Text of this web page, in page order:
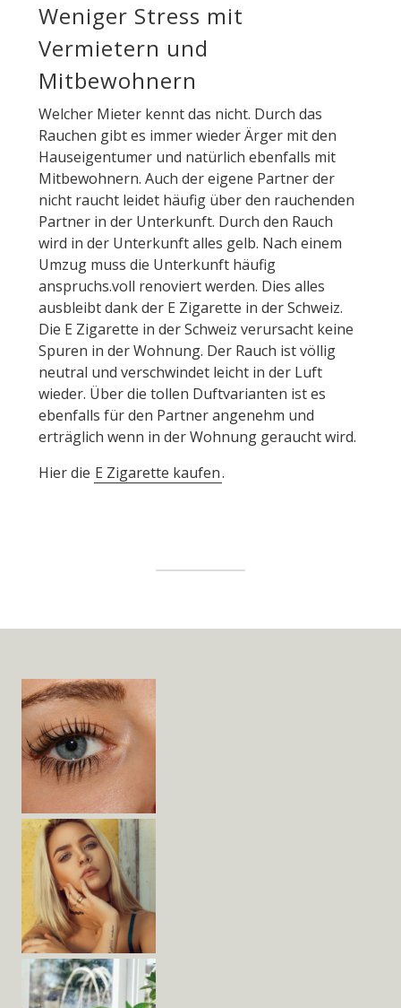
Weniger Stress mit
Vermietern und
Mitbewohnern
Welcher Mieter kennt das nicht. Durch das
Rauchen gibt es immer wieder Ärger mit den
Hauseigentumer und natürlich ebenfalls mit
Mitbewohnern. Auch der eigene Partner der
nicht raucht leidet häufig über den rauchenden
Partner in der Unterkunft. Durch den Rauch
wird in der Unterkunft alles gelb. Nach einem
Umzug muss die Unterkunft häufig
anspruchs.voll renoviert werden. Dies alles
ausbleibt dank der E Zigarette in der Schweiz.
Die E Zigarette in der Schweiz verursacht keine
Spuren in der Wohnung. Der Rauch ist völlig
neutral und verschwindet leicht in der Luft
wieder. Über die tollen Duftvarianten ist es
ebenfalls für den Partner angenehm und
erträglich wenn in der Wohnung geraucht wird.
Hier die E Zigarette kaufen.
Area